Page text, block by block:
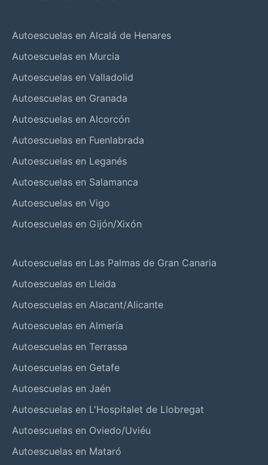
Autoescuelas en Alcalá de Henares
Autoescuelas en Murcia
Autoescuelas en Valladolid
Autoescuelas en Granada
Autoescuelas en Alcorcón
Autoescuelas en Fuenlabrada
Autoescuelas en Leganés
Autoescuelas en Salamanca
Autoescuelas en Vigo
Autoescuelas en Gijón/Xixón
Autoescuelas en Las Palmas de Gran Canaria
Autoescuelas en Lleida
Autoescuelas en Alacant/Alicante
Autoescuelas en Almería
Autoescuelas en Terrassa
Autoescuelas en Getafe
Autoescuelas en Jaén
Autoescuelas en L'Hospitalet de Llobregat
Autoescuelas en Oviedo/Uviéu
Autoescuelas en Mataró